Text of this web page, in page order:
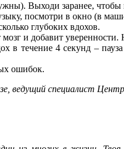
Выходи заранее, чтобы
посмотри в окно (в
глубоких вдохов.
и добавит
в течение 4 секунд –
ошибок.
ведущий специалист